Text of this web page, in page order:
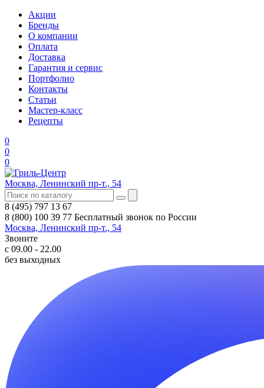
Акции
Бренды
О компании
Оплата
Доставка
Гарантия и сервис
Портфолио
Контакты
Статьи
Мастер-класс
Рецепты
0
0
0
Москва, Ленинский пр-т., 54
8 (495) 797 13 67
8 (800) 100 39 77 Бесплатный звонок по России
Москва, Ленинский пр-т., 54
Звоните
с 09.00 - 22.00
без выходных